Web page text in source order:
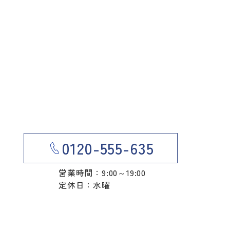
0120-555-635
営業時間：9:00～19:00
定休日：水曜